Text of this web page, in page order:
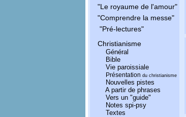
"Le royaume de l'amour"
"Comprendre la messe"
"Pré-lectures"
Christianisme
Général
Bible
Vie paroissiale
Présentation du christianisme
Nouvelles pistes
A partir de phrases
Vers un "guide"
Notes spi-psy
Textes